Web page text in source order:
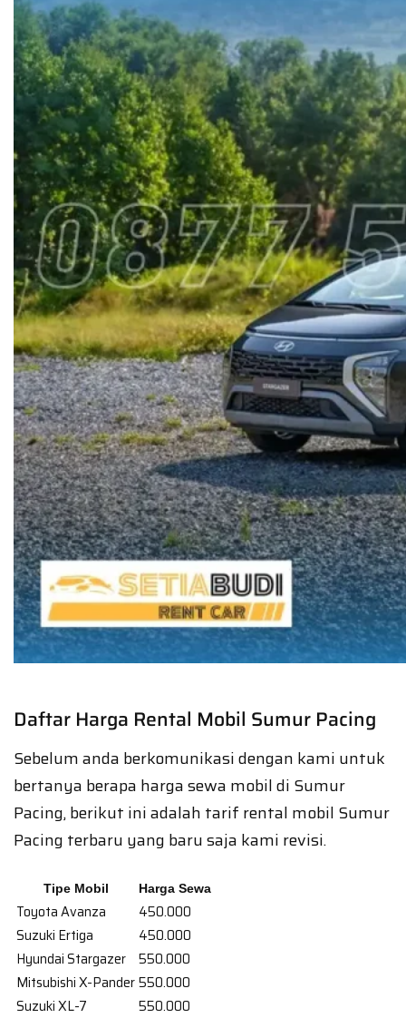
Daftar Harga Rental Mobil Sumur Pacing
Sebelum anda berkomunikasi dengan kami untuk
bertanya berapa harga sewa mobil di Sumur
Pacing, berikut ini adalah tarif rental mobil Sumur
Pacing terbaru yang baru saja kami revisi.
Tipe Mobil Harga Sewa
Toyota Avanza
450.000
Suzuki Ertiga
450.000
Hyundai Stargazer
550.000
Mitsubishi X-Pander550.000
Suzuki XL-7
550.000